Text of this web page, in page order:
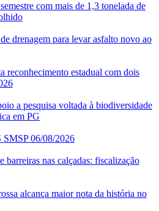
com mais de 1,3 tonelada de
drenagem para levar asfalto novo ao
reconhecimento estadual com dois
a pesquisa voltada à biodiversidade
em PG
06/08/2026
nas calçadas: fiscalização
alcança maior nota da história no